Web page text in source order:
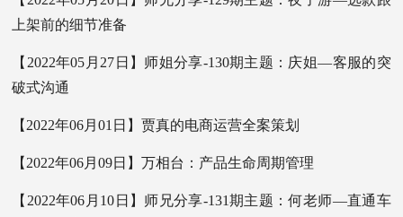
上架前的细节准备
【2022年05月27日】师姐分享-130期主题：庆姐—客服的突
破式沟通
【2022年06月01日】贾真的电商运营全案策划
【2022年06月09日】万相台：产品生命周期管理
【2022年06月10日】师兄分享-131期主题：何老师—直通车